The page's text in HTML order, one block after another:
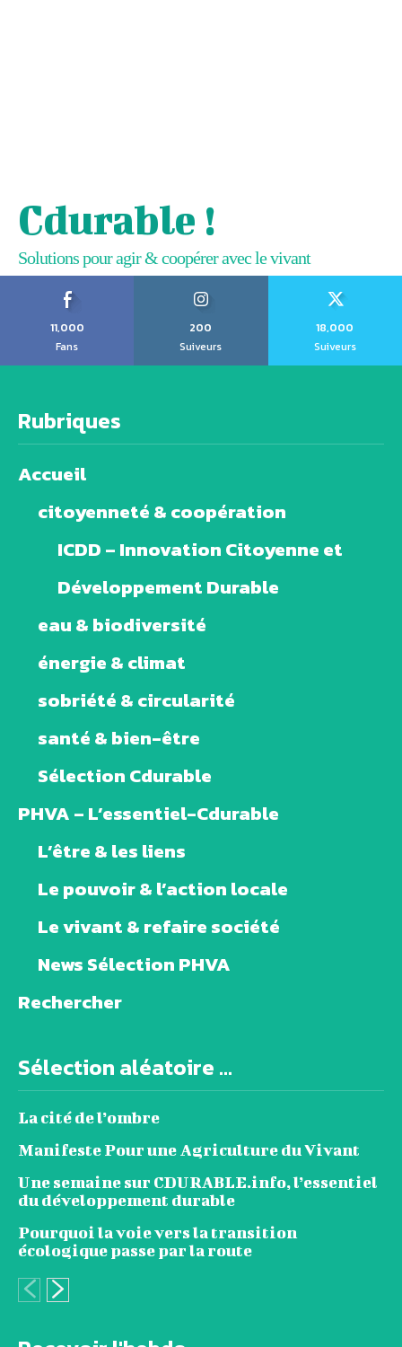
Cdurable !
Solutions pour agir & coopérer avec le vivant
11,000
Fans
200
Suiveurs
18,000
Suiveurs
Rubriques
Accueil
citoyenneté & coopération
ICDD – Innovation Citoyenne et
Développement Durable
eau & biodiversité
énergie & climat
sobriété & circularité
santé & bien-être
Sélection Cdurable
PHVA – L’essentiel-Cdurable
L’être & les liens
Le pouvoir & l’action locale
Le vivant & refaire société
News Sélection PHVA
Rechercher
Sélection aléatoire ...
La cité de l’ombre
Manifeste Pour une Agriculture du Vivant
Une semaine sur CDURABLE.info, l’essentiel
du développement durable
Pourquoi la voie vers la transition
écologique passe par la route